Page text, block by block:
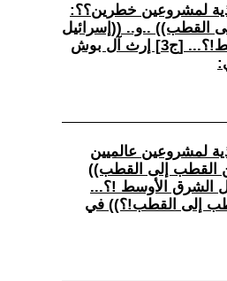
لمشروعين خطرين؟؟:
القطب)) ..و.. ((إسرائيل
كبرى)): لكل الشرق الأوسط!؟... [ج3] إرث آل بوش
لمشروعين عالميين
القطب إلى القطب))
الشرق الأوسط !؟...
القطب إلى القطب!؟)) في